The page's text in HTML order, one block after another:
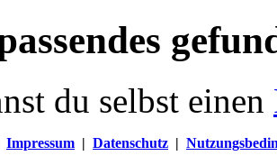
du selbst einen
Impressum | Datenschutz |